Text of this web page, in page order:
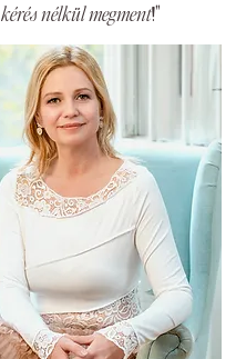
kérés nélkül megment!"